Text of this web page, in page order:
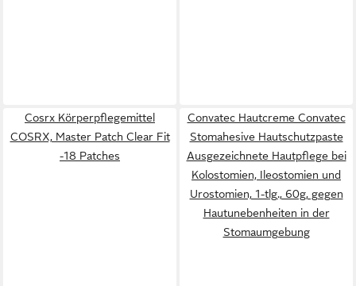
Cosrx Körperpflegemittel
COSRX, Master Patch Clear Fit
-18 Patches
Convatec Hautcreme Convatec
Stomahesive Hautschutzpaste
Ausgezeichnete Hautpflege bei
Kolostomien, Ileostomien und
Urostomien, 1-tlg., 60g, gegen
Hautunebenheiten in der
Stomaumgebung